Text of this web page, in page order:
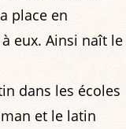
place en
eux. Ainsi naît le
dans les écoles
et le latin